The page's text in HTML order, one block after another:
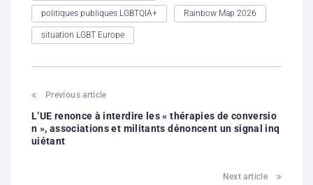
politiques publiques LGBTQIA+ Rainbow Map 2026
situation LGBT Europe
Previous article
L’UE renonce à interdire les « thérapies de conversio
n », associations et militants dénoncent un signal inq
uiétant
Next article